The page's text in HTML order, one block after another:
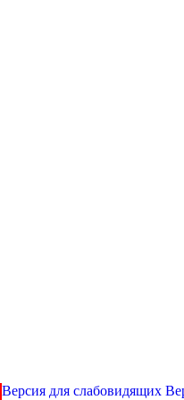
Версия для слабовидящих